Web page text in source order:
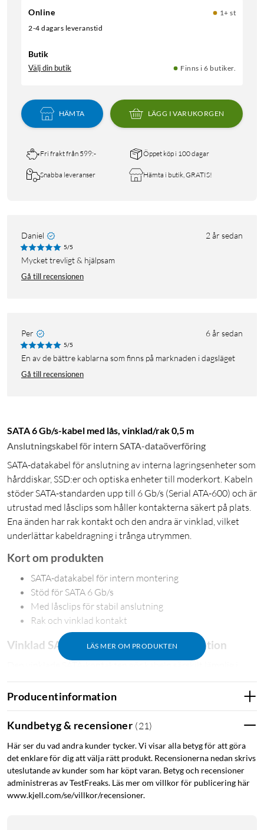
Online
1+ st
2-4 dagars leveranstid
Butik
Välj din butik Finns i 6 butiker.
HÄMTA LÄGG I VARUKORGEN
Fri frakt från 599:- Öppet köp i 100 dagar
Snabba leveranser Hämta i butik, GRATIS!
Daniel 2 år sedan
5/5
Mycket trevligt & hjälpsam
Gå till recensionen
Per 6 år sedan
5/5
En av de bättre kablarna som finns på marknaden i dagsläget
Gå till recensionen
SATA 6 Gb/s-kabel med lås, vinklad/rak 0,5 m
Anslutningskabel för intern SATA-dataöverföring
SATA-datakabel för anslutning av interna lagringsenheter som
hårddiskar, SSD:er och optiska enheter till moderkort. Kabeln
stöder SATA-standarden upp till 6 Gb/s (Serial ATA-600) och är
utrustad med låsclips som håller kontakterna säkert på plats.
Ena änden har rak kontakt och den andra är vinklad, vilket
underlättar kabeldragning i trånga utrymmen.
LÄS MER OM PRODUKTEN
Kort om produkten
SATA-datakabel för intern montering
Stöd för SATA 6 Gb/s
Med låsclips för stabil anslutning
Rak och vinklad kontakt
Vinklad SATA-kontakt för smidig installation
kompakta chassin eller när utrymmet runt hårddisk eller
moderkort är begränsat. Låsclipsen minskar risken för att
kabeln lossnar vid vibrationer eller under installation.
SATA används för dataöverföring mellan moderkort och
interna lagringsenheter. För dataöverföring mellan moderkort
och lagringsenhet. Ström ansluts separat via SATA-
strömkabel.
Producentinformation
Kundbetyg & recensioner (21 )
Här ser du vad andra kunder tycker. Vi visar alla betyg för att göra
det enklare för dig att välja rätt produkt. Recensionerna nedan skrivs
uteslutande av kunder som har köpt varan. Betyg och recensioner
administreras av TestFreaks. Läs mer om villkor för publicering här
www.kjell.com/se/villkor/recensioner.